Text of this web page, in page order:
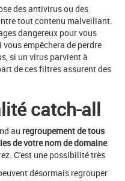
des antivirus ou des
tout contenu malveillant.
dangereux pour vous
empêchera de perdre
si un virus parvient à
de ces filtres assurent des
catch-all
au regroupement de tous
de votre nom de domaine
C'est une possibilité très
désormais regrouper